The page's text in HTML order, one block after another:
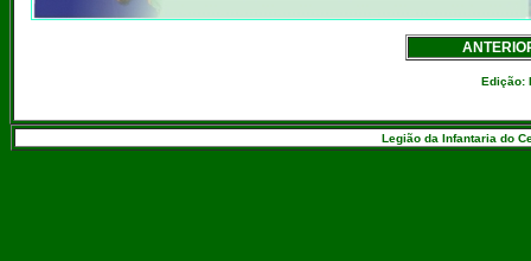
Edição:
Legião da Infantaria do